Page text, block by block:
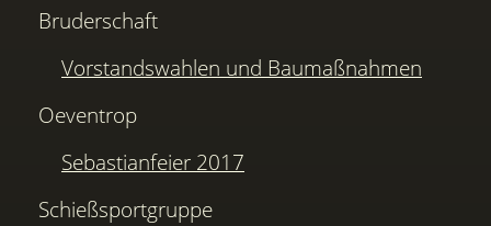
Bruderschaft
Vorstandswahlen und Baumaßnahmen
Oeventrop
Sebastianfeier 2017
Schießsportgruppe